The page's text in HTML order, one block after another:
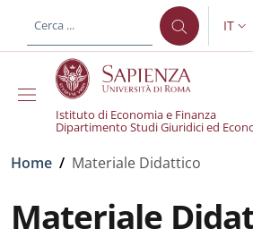
al contenuto principale
IT
Istituto di Economia e Finanza
Dipartimento Studi Giuridici ed
Briciole di pane
Home / Materiale Didattico
Materiale